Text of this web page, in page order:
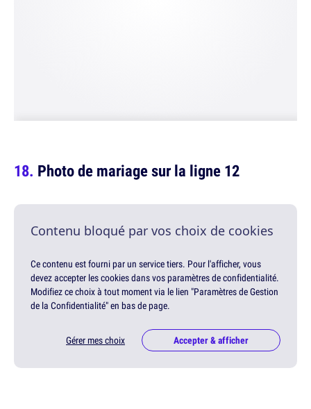
Photo de mariage sur la ligne 12
Contenu bloqué par vos choix de cookies
Ce contenu est fourni par un service tiers. Pour l'afficher, vous
devez accepter les cookies dans vos paramètres de confidentialité.
Modifiez ce choix à tout moment via le lien "Paramètres de Gestion
de la Confidentialité" en bas de page.
Gérer mes choix Accepter & afficher